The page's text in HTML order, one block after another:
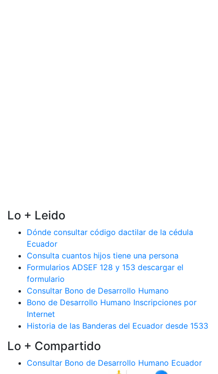
Lo + Leido
Dónde consultar código dactilar de la cédula
Ecuador
Consulta cuantos hijos tiene una persona
Formularios ADSEF 128 y 153 descargar el
formulario
Consultar Bono de Desarrollo Humano
Bono de Desarrollo Humano Inscripciones por
Internet
Historia de las Banderas del Ecuador desde 1533
Lo + Compartido
Consultar Bono de Desarrollo Humano Ecuador